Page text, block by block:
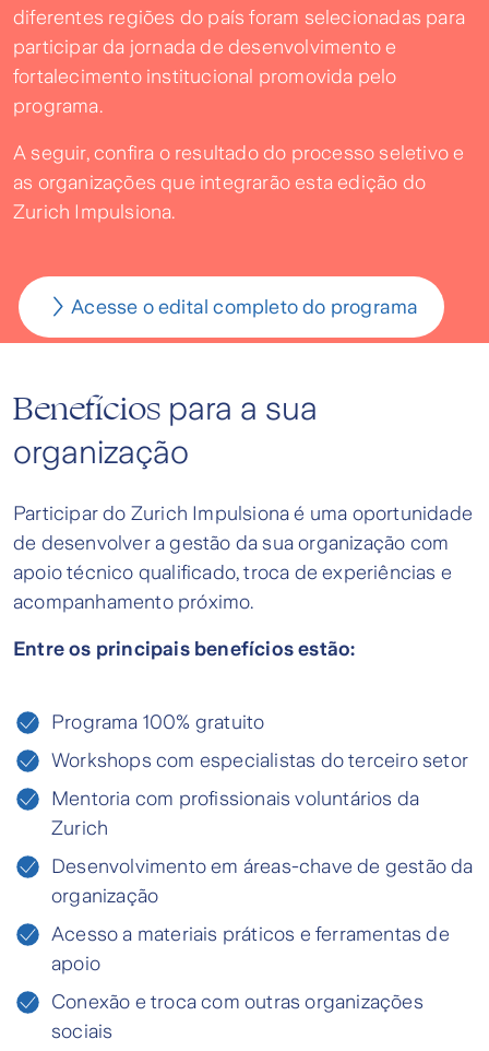
diferentes regiões do país foram selecionadas para
participar da jornada de desenvolvimento e
fortalecimento institucional promovida pelo
programa.
A seguir, confira o resultado do processo seletivo e
as organizações que integrarão esta edição do
Zurich Impulsiona.
Acesse o edital completo do programa
Benefícios para a sua
organização
Participar do Zurich Impulsiona é uma oportunidade
de desenvolver a gestão da sua organização com
apoio técnico qualificado, troca de experiências e
acompanhamento próximo.
Entre os principais benefícios estão:
Programa 100% gratuito
Workshops com especialistas do terceiro setor
Mentoria com profissionais voluntários da
Zurich
Desenvolvimento em áreas-chave de gestão da
organização
Acesso a materiais práticos e ferramentas de
apoio
Conexão e troca com outras organizações
sociais